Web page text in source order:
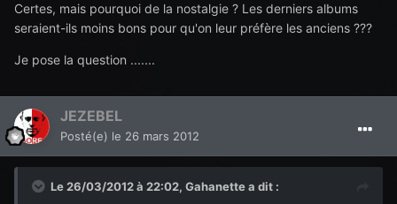
Certes, mais pourquoi de la nostalgie ? Les derniers albums
seraient-ils moins bons pour qu'on leur préfère les anciens ???
Je pose la question .......
JEZEBEL
Posté(e) le 26 mars 2012
Le 26/03/2012 à 22:02, Gahanette a dit :